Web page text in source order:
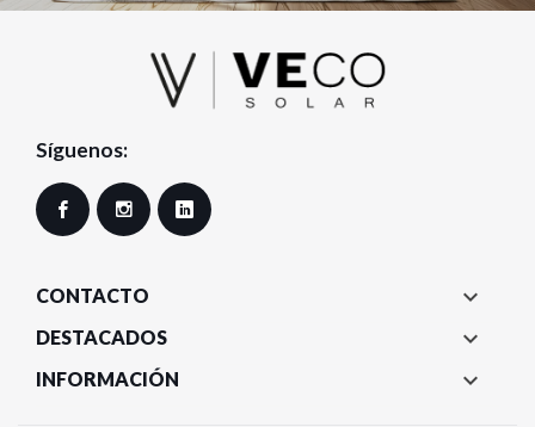
Síguenos:
Facebook Instagram
CONTACTO 
DESTACADOS 
INFORMACIÓN 